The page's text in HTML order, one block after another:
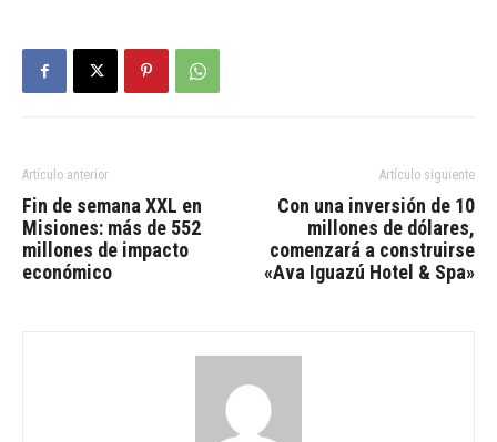
Artículo anterior
Fin de semana XXL en
Misiones: más de 552
millones de impacto
económico
Artículo siguiente
Con una inversión de 10
millones de dólares,
comenzará a construirse
«Ava Iguazú Hotel & Spa»